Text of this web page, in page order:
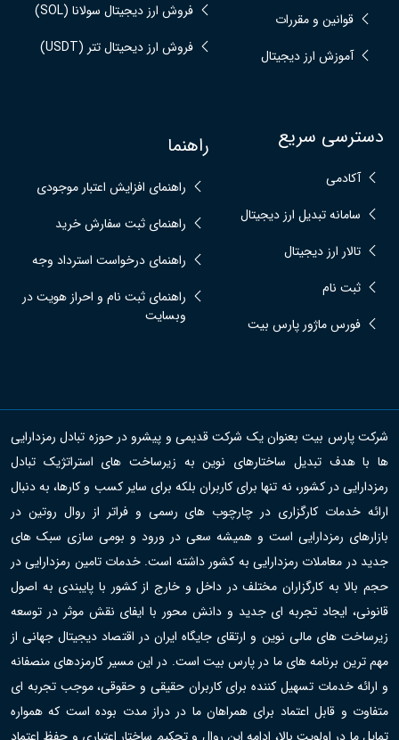
قوانین و مقررات
آموزش ارز دیجیتال
فروش ارز دیجیتال سولانا (SOL)
فروش ارز دیحیتال تتر (USDT)
دسترسی سریع
آکادمی
سامانه تبدیل ارز دیجیتال
تالار ارز دیجیتال
ثبت نام
فورس ماژور پارس بیت
راهنما
راهنمای افزایش اعتبار موجودی
راهنمای ثبت سفارش خرید
راهنمای درخواست استرداد وجه
راهنمای ثبت نام و احراز هویت در
وبسایت
شرکت پارس بیت بعنوان یک شرکت قدیمی و پیشرو در حوزه تبادل رمزدارایی
ها با هدف تبدیل ساختارهای نوین به زیرساخت های استراتژیک تبادل
رمزدارایی در کشور، نه تنها برای کاربران بلکه برای سایر کسب و کارها، به دنبال
ارائه خدمات کارگزاری در چارچوب های رسمی و فراتر از روال روتین در
بازارهای رمزدارایی است و همیشه سعی در ورود و بومی سازی سبک های
جدید در معاملات رمزدارایی به کشور داشته است. خدمات تامین رمزدارایی در
حجم بالا به کارگزاران مختلف در داخل و خارج از کشور با پایبندی به اصول
قانونی، ایجاد تجربه ای جدید و دانش محور با ایفای نقش موثر در توسعه
زیرساخت های مالی نوین و ارتقای جایگاه ایران در اقتصاد دیجیتال جهانی از
مهم ترین برنامه های ما در پارس بیت است. در این مسیر کارمزدهای منصفانه
و ارائه خدمات تسهیل کننده برای کاربران حقیقی و حقوقی، موجب تجربه ای
متفاوت و قابل اعتماد برای همراهان ما در دراز مدت بوده است که همواره